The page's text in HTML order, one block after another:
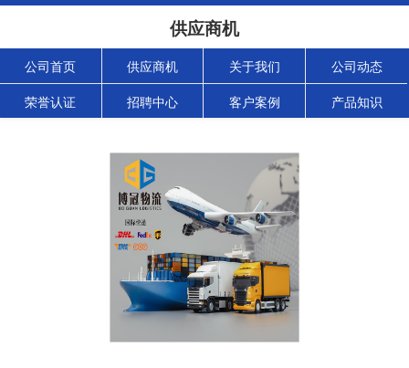
供应商机
公司首页 供应商机 关于我们 公司动态
荣誉认证 招聘中心 客户案例 产品知识